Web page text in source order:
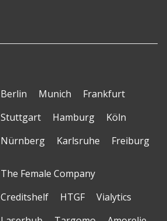
Berlin Munich
Frankfurt
Stuttgart
Hamburg
Köln
Nürnberg
Karlsruhe Freiburg
The Female Company
Creditshelf
HTGF
Vialytics